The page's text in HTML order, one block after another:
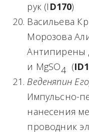
рук (I D170)
Васильева
Морозова
Антипирены
и MgSO4 (ID
Веденяпин
Импульсно-
нанесения
проводник